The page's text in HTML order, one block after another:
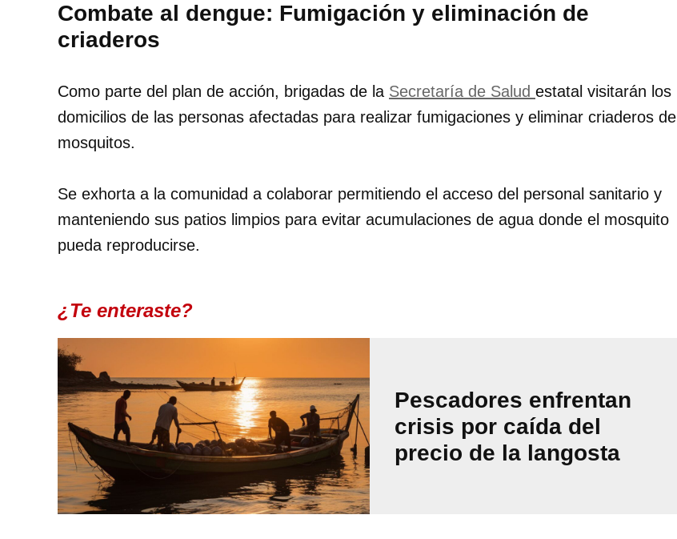
Combate al dengue: Fumigación y eliminación de
criaderos
Como parte del plan de acción, brigadas de la Secretaría de Salud estatal visitarán los
domicilios de las personas afectadas para realizar fumigaciones y eliminar criaderos de
mosquitos.
Se exhorta a la comunidad a colaborar permitiendo el acceso del personal sanitario y
manteniendo sus patios limpios para evitar acumulaciones de agua donde el mosquito
pueda reproducirse.
¿Te enteraste?
Pescadores enfrentan
crisis por caída del
precio de la langosta